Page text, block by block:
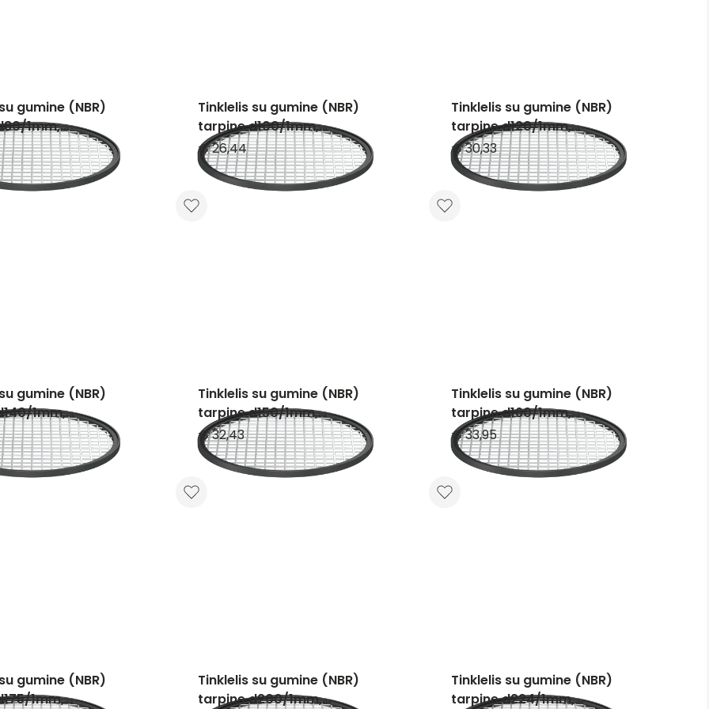
gumine (NBR)
1mm,
plieno
Tinklelis su gumine (NBR)
tarpine d100/1mm,
nerūdijančio plieno
€ 26,44
Tinklelis su gumine (NBR)
tarpine d120/1mm,
nerūdijančio plieno
€ 30,33
gumine (NBR)
1mm,
plieno
Tinklelis su gumine (NBR)
tarpine d150/1mm,
nerūdijančio plieno
€ 32,43
Tinklelis su gumine (NBR)
tarpine d160/1mm,
nerūdijančio plieno
€ 33,95
gumine (NBR)
1mm,
Tinklelis su gumine (NBR)
tarpine d200/1mm,
Tinklelis su gumine (NBR)
tarpine d224/1mm,